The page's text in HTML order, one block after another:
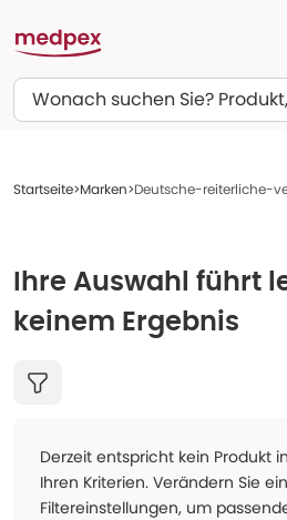
Suchen
Startseite Marken Deutsche-reiterliche-
Ihre Auswahl führt
keinem Ergebnis
Derzeit entspricht kein Produkt
Ihren Kriterien. Verändern Sie
Filtereinstellungen, um